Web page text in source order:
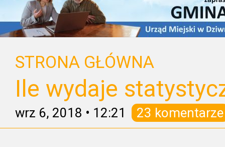
STRONA GŁÓWNA
Ile wydaje
wrz 6, 2018 • 12:21 23 komentarze